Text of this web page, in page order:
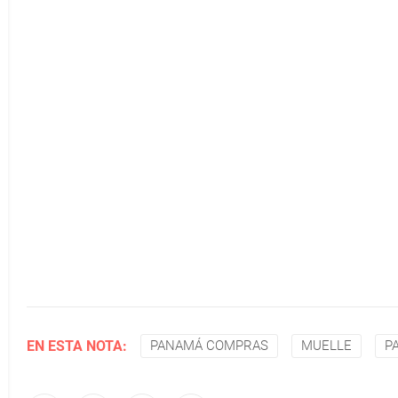
EN ESTA NOTA: PANAMÁ COMPRAS MUELLE